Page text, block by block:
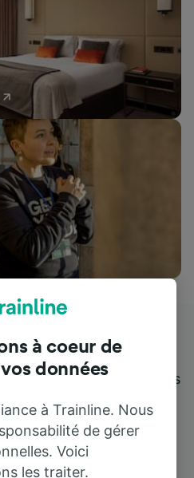
nos clients
nous, que ceux qui nous
à coeur de
données
à Trainline. Nous
de gérer
Voici
les traiter.